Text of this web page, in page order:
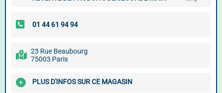
23 Rue Beaubourg
75003 Paris
PLUS D'INFOS SUR CE MAGASIN